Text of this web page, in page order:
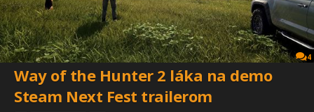
4
Way of the Hunter 2 láka na demo
Steam Next Fest trailerom